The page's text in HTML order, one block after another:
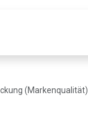
(Markenqualität)